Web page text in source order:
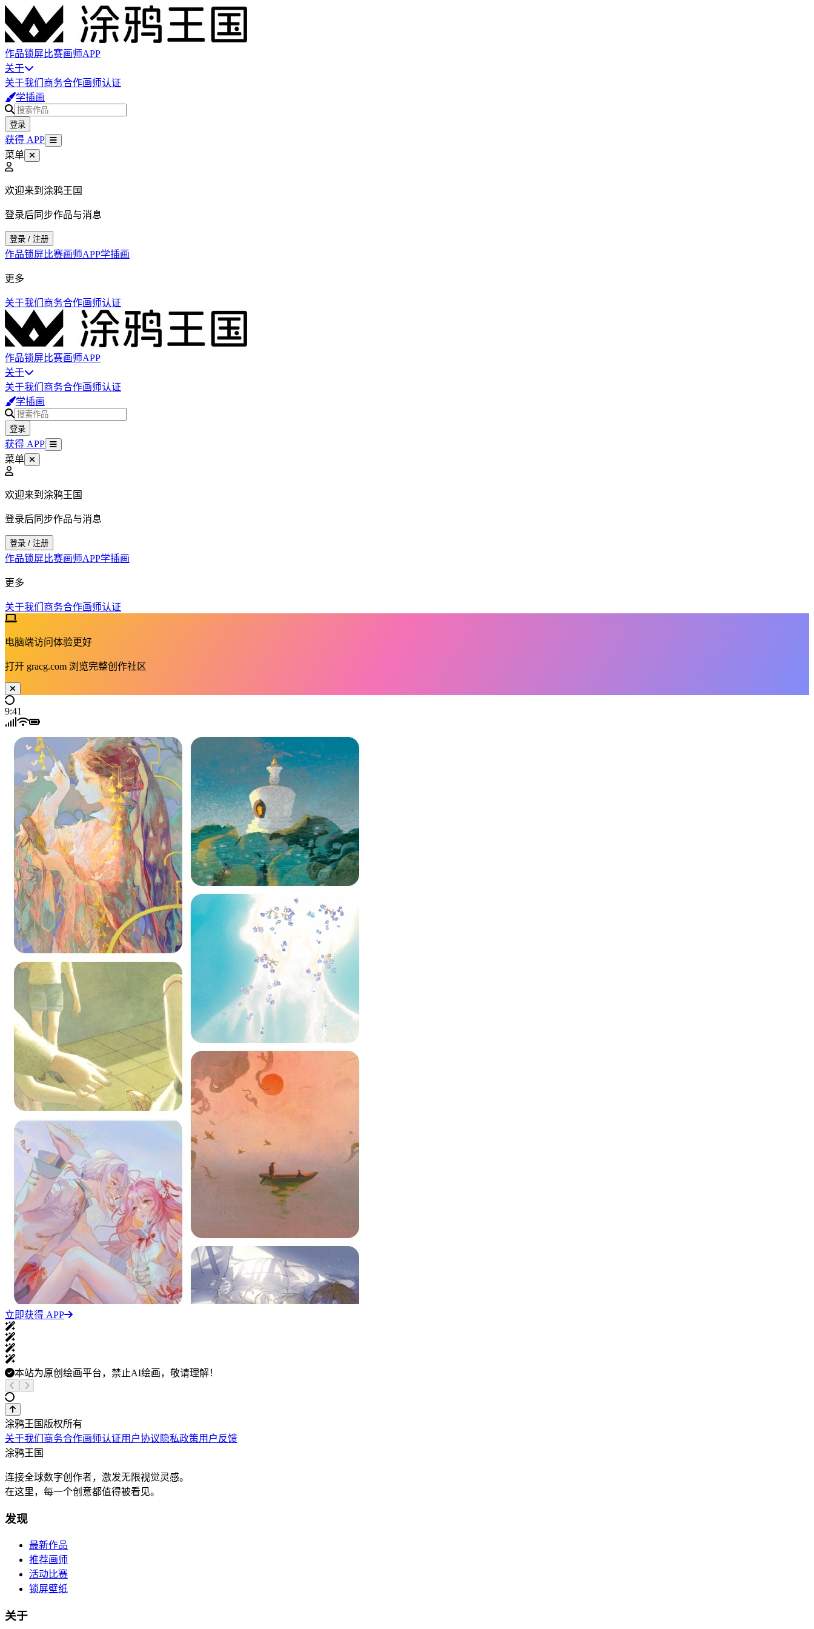
作品锁屏比赛画师APP
关于
关于我们 商务合作画师认证
学插画
登录
获得 APP
菜单
欢迎来到涂鸦王国
登录后同步作品与消息
登录 / 注册
作品锁屏比赛画师APP学插画
更多
关于我们 商务合作画师认证
作品锁屏比赛画师APP
关于
关于我们 商务合作画师认证
学插画
登录
获得 APP
菜单
欢迎来到涂鸦王国
登录后同步作品与消息
登录 / 注册
作品锁屏比赛画师APP学插画
更多
关于我们 商务合作画师认证
电脑端访问体验更好
打开 gracg.com 浏览完整创作社区
9:41
立即获得 APP
本站为原创绘画平台，禁止AI绘画，敬请理解！
涂鸦王国版权所有
关于我们 商务合作画师认证用户协议 隐私政策用户反馈
涂鸦王国
连接全球数字创作者，激发无限视觉灵感。
在这里，每一个创意都值得被看见。
发现
最新作品
推荐画师
活动比赛
锁屏壁纸
关于